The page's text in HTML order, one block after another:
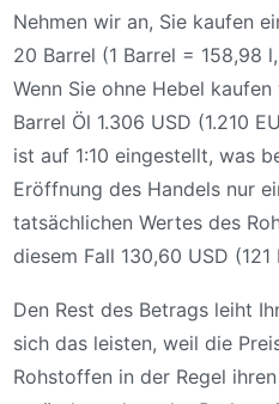
Nehmen wir an, Sie kaufen
20 Barrel (1 Barrel = 158,98
Wenn Sie ohne Hebel
Barrel Öl 1.306 USD (1.210
ist auf 1:10 eingestellt, was
Eröffnung des Handels nur
tatsächlichen Wertes des
diesem Fall 130,60 USD (121
Den Rest des Betrags leiht
sich das leisten, weil die
Rohstoffen in der Regel